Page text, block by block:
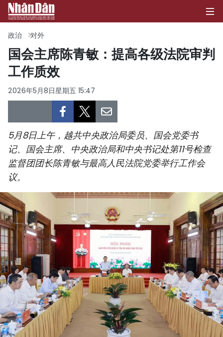
政治
经济
社会
环保
体育
国际
旅游
友谊桥梁
史海
多功能媒体
政治 对外
国会主席陈青敏：提高各级法院审判
工作质效
2026年5月8日星期五 15:47
5月8日上午，越共中央政治局委员、国会党委书
记、国会主席、中央政治局和中央书记处第11号检查
监督团团长陈青敏与最高人民法院党委举行工作会
议。